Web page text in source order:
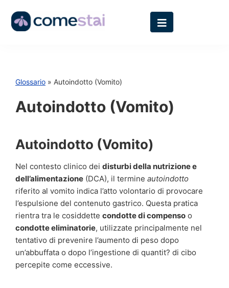
Glossario » Autoindotto (Vomito)
Autoindotto (Vomito)
Autoindotto (Vomito)
Nel contesto clinico dei disturbi della nutrizione e
dell’alimentazione (DCA), il termine autoindotto
riferito al vomito indica l’atto volontario di provocare
l’espulsione del contenuto gastrico. Questa pratica
rientra tra le cosiddette condotte di compenso o
condotte eliminatorie, utilizzate principalmente nel
tentativo di prevenire l’aumento di peso dopo
un’abbuffata o dopo l’ingestione di quantit? di cibo
percepite come eccessive.